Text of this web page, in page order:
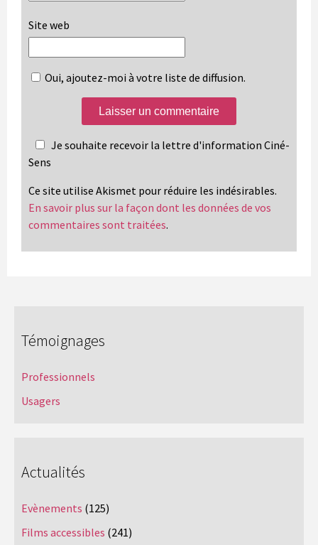
Site web
Oui, ajoutez-moi à votre liste de diffusion.
Je souhaite recevoir la lettre d'information Ciné-
Sens
Ce site utilise Akismet pour réduire les indésirables.
En savoir plus sur la façon dont les données de vos
commentaires sont traitées.
Témoignages
Professionnels
Usagers
Actualités
Evènements (125)
Films accessibles (241)